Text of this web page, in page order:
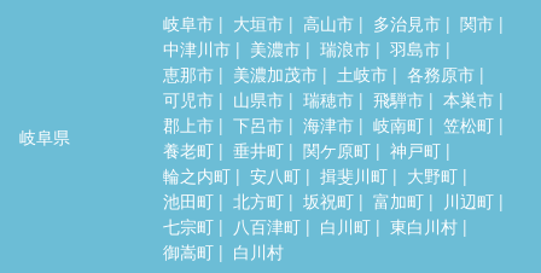
岐阜県
岐阜市 大垣市 高山市 多治見市
関市
中津川市
美濃市 瑞浪市
羽島市
恵那市
美濃加茂市 土岐市
各務原市
可児市
山県市 瑞穂市 飛騨市
本巣市
郡上市
下呂市 海津市 岐南町
笠松町
養老町
垂井町 関ケ原町
神戸町
輪之内町
安八町 揖斐川町
大野町
池田町
北方町 坂祝町 富加町
川辺町
七宗町
八百津町 白川町
東白川村
御嵩町
白川村